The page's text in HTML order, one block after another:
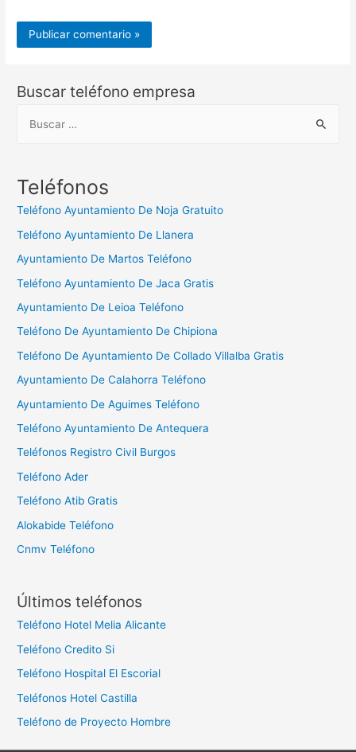
Buscar teléfono empresa
c
:
Teléfonos
Teléfono Ayuntamiento De Noja Gratuito
Teléfono Ayuntamiento De Llanera
Ayuntamiento De Martos Teléfono
Teléfono Ayuntamiento De Jaca Gratis
Ayuntamiento De Leioa Teléfono
Teléfono De Ayuntamiento De Chipiona
Teléfono De Ayuntamiento De Collado Villalba Gratis
Ayuntamiento De Calahorra Teléfono
Ayuntamiento De Aguimes Teléfono
Teléfono Ayuntamiento De Antequera
Teléfonos Registro Civil Burgos
Teléfono Ader
Teléfono Atib Gratis
Alokabide Teléfono
Cnmv Teléfono
Últimos teléfonos
Teléfono Hotel Melia Alicante
Teléfono Credito Si
Teléfono Hospital El Escorial
Teléfonos Hotel Castilla
Teléfono de Proyecto Hombre